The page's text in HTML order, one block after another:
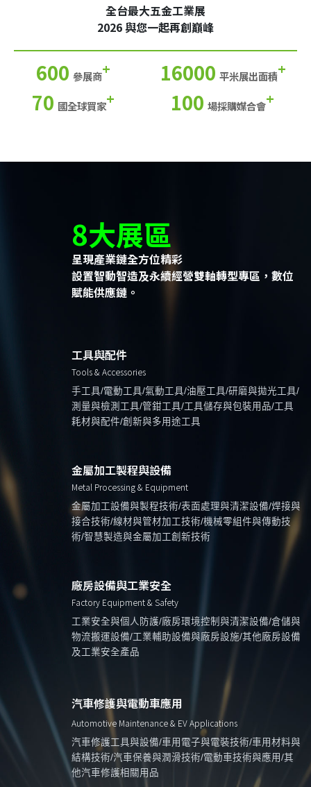
全台最大五金工業展
2026 與您一起再創巔峰
600 參展商+ 16000 平米展出面積+
70 國全球買家+ 100 場採購媒合會+
8大展區
呈現產業鏈全方位精彩
設置智動智造及永續經營雙軸轉型專區，數位
賦能供應鏈。
工具與配件
Tools & Accessories
手工具/電動工具/氣動工具/油壓工具/研磨與拋光工具/
測量與檢測工具/管鉗工具/工具儲存與包裝用品/工具
耗材與配件/創新與多用途工具
金屬加工製程與設備
Metal Processing & Equipment
金屬加工設備與製程技術/表面處理與清潔設備/焊接與
接合技術/線材與管材加工技術/機械零組件與傳動技
術/智慧製造與金屬加工創新技術
廠房設備與工業安全
Factory Equipment & Safety
工業安全與個人防護/廠房環境控制與清潔設備/倉儲與
物流搬運設備/工業輔助設備與廠房設施/其他廠房設備
及工業安全產品
汽車修護與電動車應用
Automotive Maintenance & EV Applications
汽車修護工具與設備/車用電子與電裝技術/車用材料與
結構技術/汽車保養與潤滑技術/電動車技術與應用/其
他汽車修護相關用品